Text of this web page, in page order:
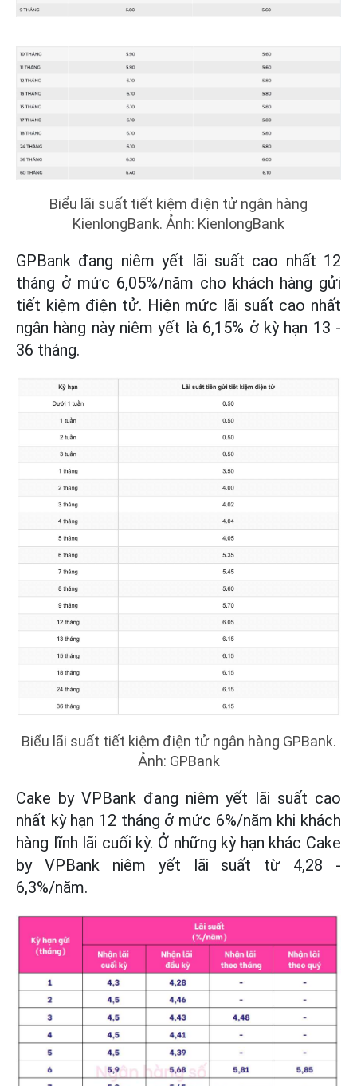
Biểu lãi suất tiết kiệm điện tử ngân hàng
KienlongBank. Ảnh: KienlongBank
GPBank đang niêm yết lãi suất cao nhất 12
tháng ở mức 6,05%/năm cho khách hàng gửi
tiết kiệm điện tử. Hiện mức lãi suất cao nhất
ngân hàng này niêm yết là 6,15% ở kỳ hạn 13 -
36 tháng.
Biểu lãi suất tiết kiệm điện tử ngân hàng GPBank.
Ảnh: GPBank
Cake by VPBank đang niêm yết lãi suất cao
nhất kỳ hạn 12 tháng ở mức 6%/năm khi khách
hàng lĩnh lãi cuối kỳ. Ở những kỳ hạn khác Cake
by VPBank niêm yết lãi suất từ 4,28 -
6,3%/năm.